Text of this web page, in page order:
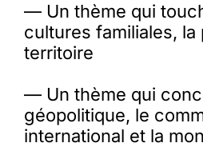
— Un thème qui
cultures familiales, la
territoire
— Un thème qui
géopolitique, le
international et la